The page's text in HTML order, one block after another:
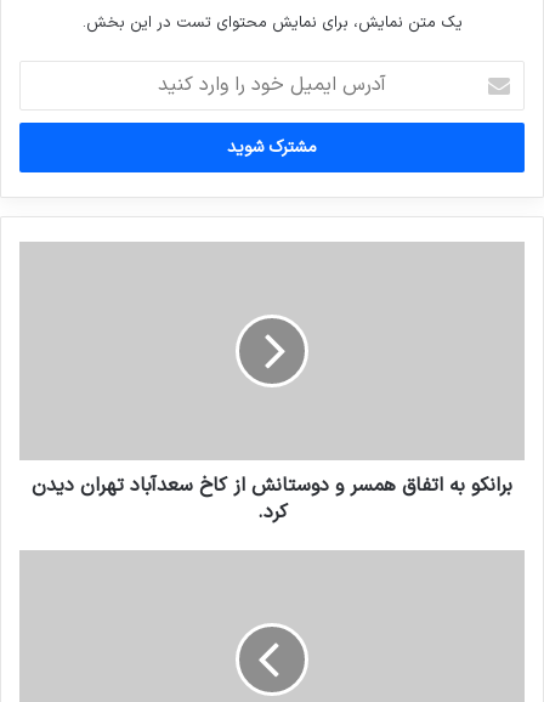
یک متن نمایش، برای نمایش محتوای تست در این بخش.
ایمیل
خود
وارد
کنید
برانکو به اتفاق همسر و دوستانش از کاخ سعدآباد تهران دیدن
کرد.